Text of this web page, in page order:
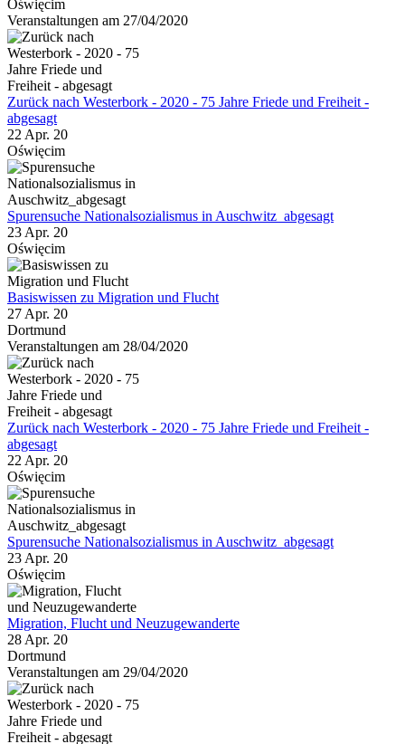
Oświęcim
Veranstaltungen am 27/04/2020
Zurück nach Westerbork - 2020 - 75 Jahre Friede und Freiheit -
abgesagt
22 Apr. 20
Oświęcim
Spurensuche Nationalsozialismus in Auschwitz_abgesagt
23 Apr. 20
Oświęcim
Basiswissen zu Migration und Flucht
27 Apr. 20
Dortmund
Veranstaltungen am 28/04/2020
Zurück nach Westerbork - 2020 - 75 Jahre Friede und Freiheit -
abgesagt
22 Apr. 20
Oświęcim
Spurensuche Nationalsozialismus in Auschwitz_abgesagt
23 Apr. 20
Oświęcim
Migration, Flucht und Neuzugewanderte
28 Apr. 20
Dortmund
Veranstaltungen am 29/04/2020